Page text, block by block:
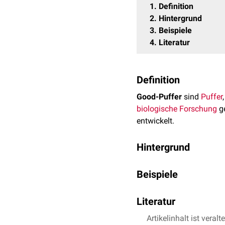
1
Definition
2 Hintergrund
3 Beispiele
4 Literatur
Definition
Good-Puffer sind Puffer
biologische Forschung
entwickelt.
Hintergrund
Viele Puffersubstanzen,
schwachePufferkapazität
EinpKa-Wertim
Beispiele
Tris
HEPES(2-(4-(2-
Literatur
Good EN et al.;
Artikelinhalt ist